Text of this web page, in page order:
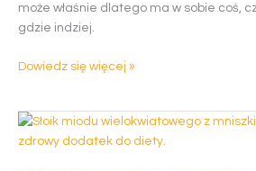
może właśnie dlatego ma w sobie coś,
gdzie indziej.
Dowiedz się więcej »
Miód
z